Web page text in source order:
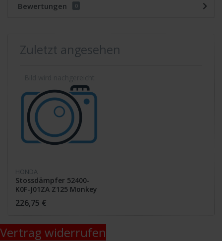
Bewertungen 0
Zuletzt angesehen
HONDA
Stossdämpfer 52400-
K0F-J01ZA Z125 Monkey
226,75 €
Vertrag widerrufen